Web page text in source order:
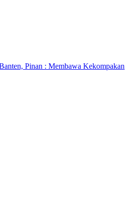
Pinan : Membawa Kekompakan